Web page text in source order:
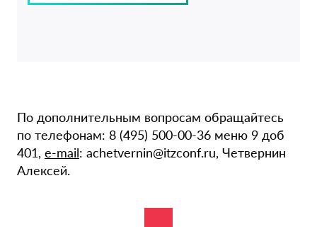
По дополнительным вопросам обращайтесь
по телефонам: 8 (495) 500-00-36 меню 9 доб
401, e-mail: achetvernin@itzconf.ru, Четвернин
Алексей.